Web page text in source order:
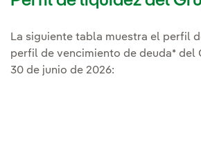
La siguiente tabla muestra el perfil
perfil de vencimiento de deuda* del
30 de junio de 2026: